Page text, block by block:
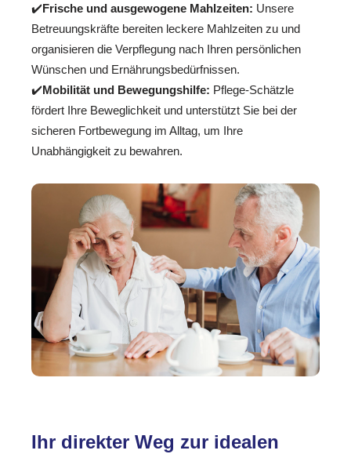
✔️Frische und ausgewogene Mahlzeiten: Unsere
Betreuungskräfte bereiten leckere Mahlzeiten zu und
organisieren die Verpflegung nach Ihren persönlichen
Wünschen und Ernährungsbedürfnissen.
✔️Mobilität und Bewegungshilfe: Pflege-Schätzle
fördert Ihre Beweglichkeit und unterstützt Sie bei der
sicheren Fortbewegung im Alltag, um Ihre
Unabhängigkeit zu bewahren.
Ihr direkter Weg zur idealen